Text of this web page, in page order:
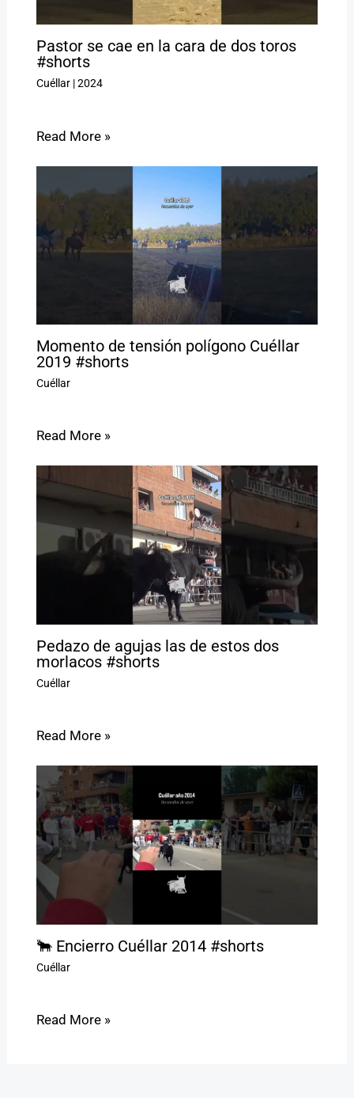
Pastor se cae en la cara de dos toros
#shorts
Cuéllar|2024
Read More »
Momento de tensión polígono Cuéllar
2019 #shorts
Cuéllar
Read More »
Pedazo de agujas las de estos dos
morlacos #shorts
Cuéllar
Read More »
🐂 Encierro Cuéllar 2014 #shorts
Cuéllar
Read More »